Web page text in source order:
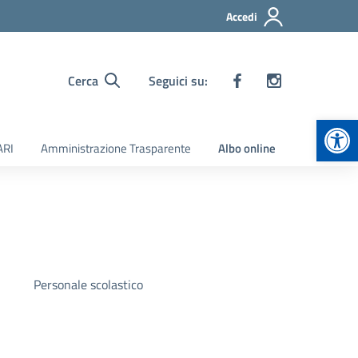
Accedi
Cerca Seguici su:
Amministrazione Trasparente Albo online
Personale scolastico